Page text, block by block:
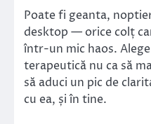
Poate fi geanta,
desktop — orice colț
într-un mic haos.
terapeutică nu ca să
să aduci un pic de
cu ea, și în tine.